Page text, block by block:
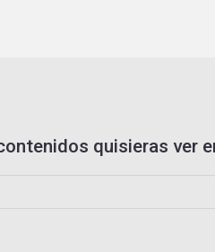
quisieras ver